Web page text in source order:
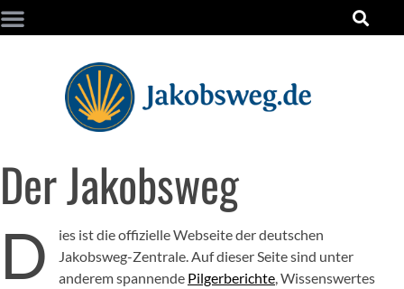
Der Jakobsweg
D
ies ist die offizielle Webseite der deutschen
Jakobsweg-Zentrale. Auf dieser Seite sind unter
anderem spannende Pilgerberichte, Wissenswertes